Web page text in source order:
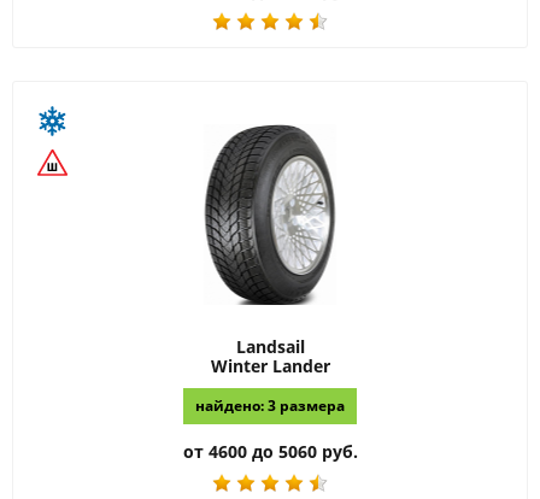
Landsail
Winter Lander
найдено: 3 размера
от 4600 до 5060 руб.